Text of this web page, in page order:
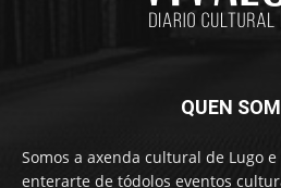
QUEN
Somos a axenda cultural de Lugo
enterarte de tódolos eventos